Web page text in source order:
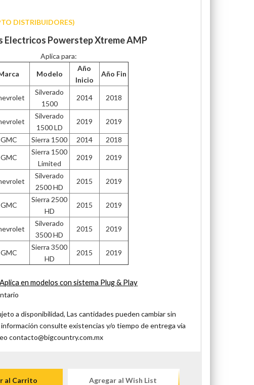
DISTRIBUIDORES)
Electricos Powerstep Xtreme AMP
Aplica para:
Modelo
Año
Inicio
Año Fin
Silverado
1500
2014 2018
Silverado
1500 LD
2019 2019
GMC Sierra 1500 2014 2018
GMC
Sierra 1500
Limited
2019 2019
Silverado
2500 HD
2015 2019
GMC
Sierra 2500
HD
2015 2019
Silverado
3500 HD
2015 2019
GMC
Sierra 3500
HD
2015 2019
Aplica en modelos con sistema Plug & Play
a disponibilidad, Las cantidades pueden cambiar sin
información consulte existencias y/o tiempo de entrega vía
contacto@bigcountry.com.mx
al Carrito Agregar al Wish List